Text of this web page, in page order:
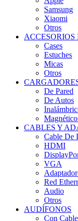
Samsung
Xiaomi
Otros
ACCESORIOS
Cases
Estuches
Micas
Otros
De Pared
De Autos
CABLES Y
Cable De
HDMI
VGA
Red
Audio
Otros
AUDÍFONOS
Con Cable